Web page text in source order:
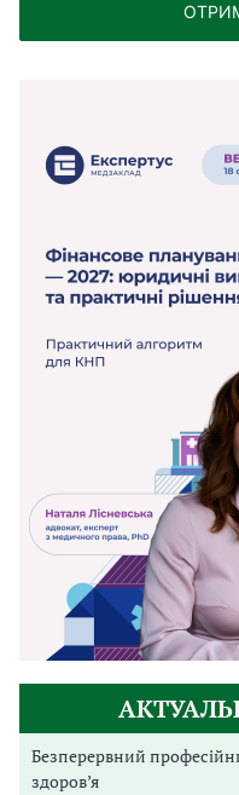
Безперервний
здоров’я